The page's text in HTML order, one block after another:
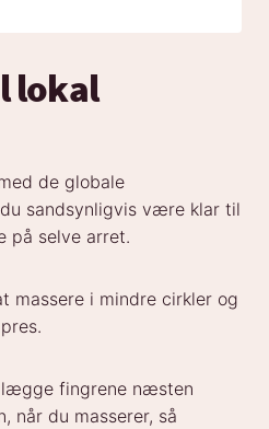
lokal
de globale
sandsynligvis være klar til
på selve arret.
massere i mindre cirkler og
fingrene næsten
når du masserer, så